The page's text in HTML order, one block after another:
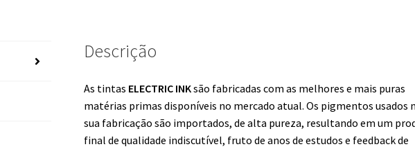
Descrição
As tintas ELECTRIC INKsão fabricadas com as melhores e mais puras
matérias primas disponíveis no mercado atual. Os pigmentos usados
sua fabricação são importados, de alta pureza, resultando em um
final de qualidade indiscutível, fruto de anos de estudos e feedback de